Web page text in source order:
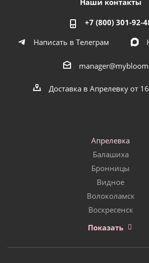
+7 (800) 301-92-
Написать в Телеграм
Доставка в Апрелевку от
Апрелевка
Балашиха
Бронницы
Видное
Волоколамск
Воскресенск
Показать